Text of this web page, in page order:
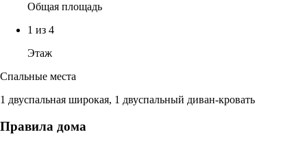
Общая площадь
1 из 4
Этаж
Спальные места
1 двуспальная широкая, 1 двуспальный диван-кровать
Правила дома